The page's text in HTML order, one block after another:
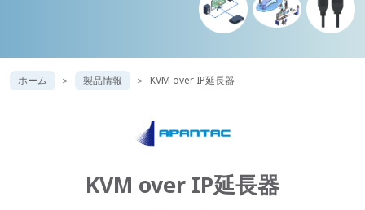
ホーム 製品情報 KVM over IP延長器
KVM over IP延長器